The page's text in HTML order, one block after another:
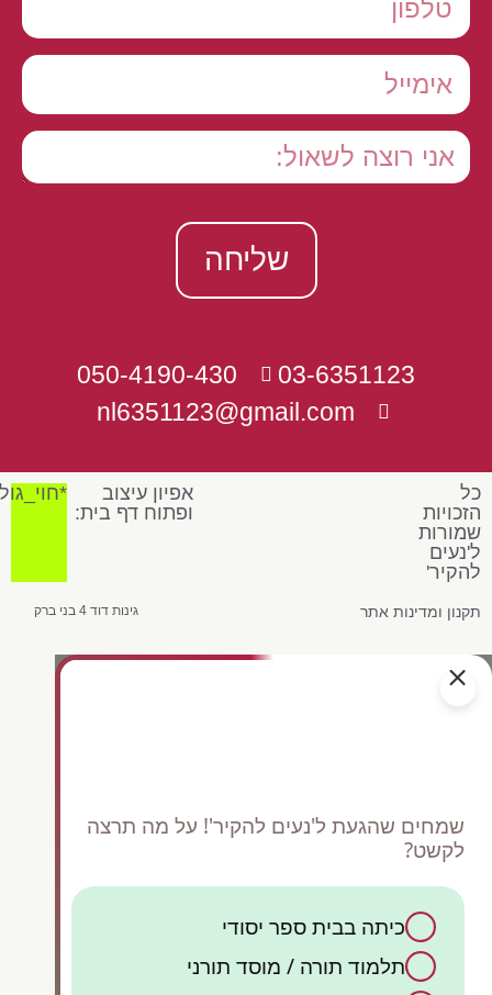
שליחה
03-6351123
050-4190-430
nl6351123@gmail.com
כל
הזכויות
שמורות
ל'נעים
להקיר'
אפיון עיצוב
ופתוח דף בית:
תקנון ומדינות אתר גינות דוד 4 בני ברק
שמחים שהגעת ל'נעים להקיר'! על מה תרצה
לקשט?
כיתה בבית ספר יסודי
תלמוד תורה / מוסד תורני